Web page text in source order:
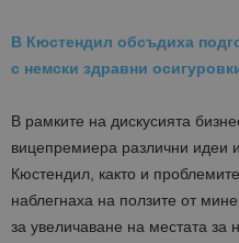
В Кюстендил обсъдиха
с немски здравни
В рамките на дискусията
вицепремиера различни идеи
Кюстендил, както и
наблегнаха на ползите от
за увеличаване на местата за